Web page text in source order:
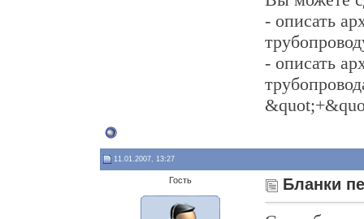
- описать
- описать
11.01.2007, 13:27
Гость Бланки